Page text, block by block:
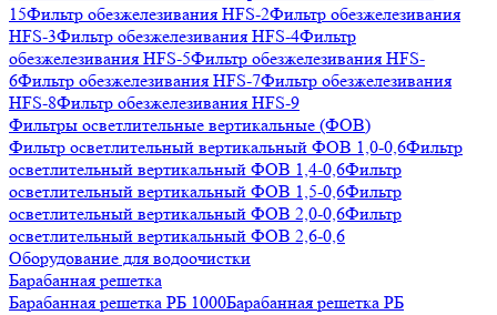
15Фильтр обезжелезивания HFS-2Фильтр обезжелезивания
HFS-3Фильтр обезжелезивания HFS-4Фильтр
обезжелезивания HFS-5Фильтр обезжелезивания HFS-
6Фильтр обезжелезивания HFS-7Фильтр обезжелезивания
HFS-8Фильтр обезжелезивания HFS-9
Фильтры осветлительные вертикальные (ФОВ)
Фильтр осветлительный вертикальный ФОВ 1,0-0,6Фильтр
осветлительный вертикальный ФОВ 1,4-0,6Фильтр
осветлительный вертикальный ФОВ 1,5-0,6Фильтр
осветлительный вертикальный ФОВ 2,0-0,6Фильтр
осветлительный вертикальный ФОВ 2,6-0,6
Оборудование для водоочистки
Барабанная решетка
Барабанная решетка РБ 1000Барабанная решетка РБ